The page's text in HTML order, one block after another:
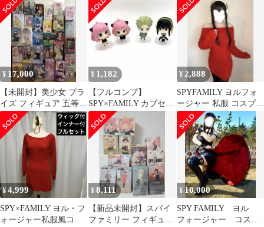
ション」
点セット
ド ヨル 7点セット
¥ 17,000
【未開封】美少女 プラ
イズ フィギュア 五等分
の花嫁 リゼロ 他30点
¥ 1,182
【フルコンプ】
SPY×FAMILY カプセル
フィギュアコレクショ
ン 全4種セット
¥ 2,888
SPYFAMILY ヨルフォ
ージャー 私服 コスプレ
衣装
¥4,999
SPY×FAMILY ヨル・フ
ォージャー私服風コス
¥8,111
【新品未開封】スパイ
ファミリー フィギュア
¥ 10,000
SPY FAMILY ヨル
フォージャー コスプ